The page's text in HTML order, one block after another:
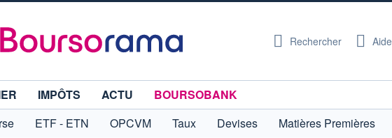
Rechercher Aide
IMPÔTS ACTU
BOURSOBANK
ETF - ETN OPCVM Taux Devises Matières Premières